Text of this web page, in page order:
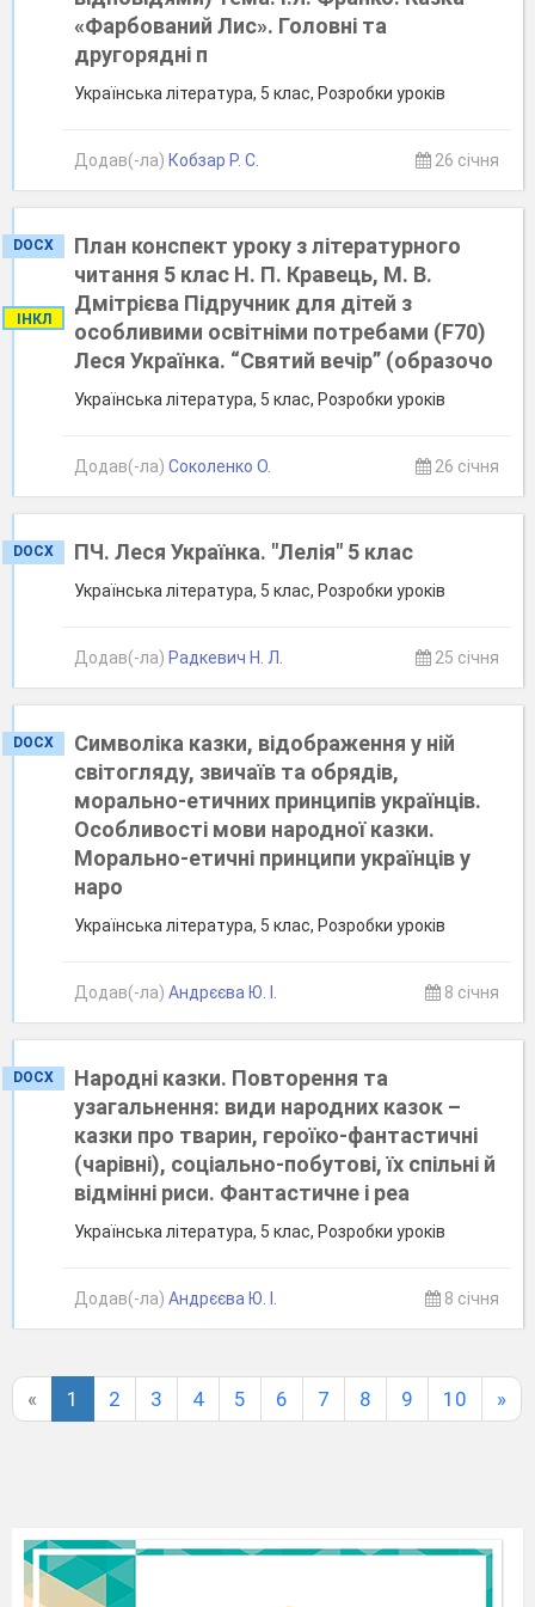
«Фарбований Лис». Головні та
другорядні п
Українська література, 5 клас, Розробки уроків
Додав(-ла) Кобзар Р. С. 26 січня
DOCX
ІНКЛ
План конспект уроку з літературного
читання 5 клас Н. П. Кравець, М. В.
Дмітрієва Підручник для дітей з
особливими освітніми потребами (F70)
Леся Українка. “Святий вечір” (образочо
Українська література, 5 клас, Розробки уроків
Додав(-ла) Соколенко О. 26 січня
DOCX ПЧ. Леся Українка. "Лелія" 5 клас
Українська література, 5 клас, Розробки уроків
Додав(-ла) Радкевич Н. Л. 25 січня
DOCX
Символіка казки, відображення у ній
світогляду, звичаїв та обрядів,
морально-етичних принципів українців.
Особливості мови народної казки.
Морально-етичні принципи українців у
наро
Українська література, 5 клас, Розробки уроків
Додав(-ла) Андрєєва Ю. І. 8 січня
DOCX
Народні казки. Повторення та
узагальнення: види народних казок –
казки про тварин, героїко-фантастичні
(чарівні), соціально-побутові, їх спільні й
відмінні риси. Фантастичне і реа
Українська література, 5 клас, Розробки уроків
Додав(-ла) Андрєєва Ю. І. 8 січня
« 1 2 3 4 5 6 7 8 9 10 »